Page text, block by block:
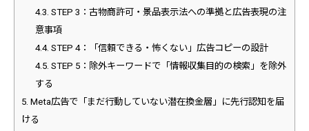
4.3. STEP 3：古物商許可・景品表示法への準拠と広告表現の注
意事項
4.4. STEP 4：「信頼できる・怖くない」広告コピーの設計
4.5. STEP 5：除外キーワードで「情報収集目的の検索」を除外
する
5. Meta広告で「まだ行動していない潜在換金層」に先行認知を届
ける